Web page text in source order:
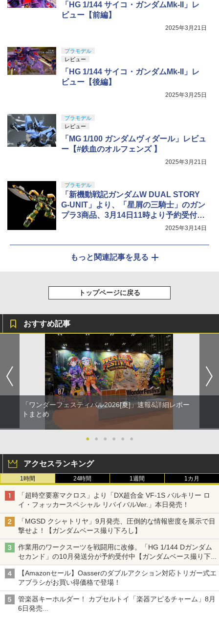
「HG 1/144 サイコ・ガンダムMk-II」レ
ビュー【前編】
2025年3月21日
プラモデル
レビュー
「HG 1/144 サイコ・ガンダムMk-II」レ
ビュー【後編】
2025年3月25日
プラモデル
レビュー
「MG 1/100 ガンダムヴィダール」レビュ
ー【#鉄血のオルフェンズ 】
2025年3月21日
プラモデル
「新機動戦記ガンダムW DUAL STORY
G-UNIT」より、「星屑の三騎士」のガン
プラ3商品、3月14日11時より予約受付開
2025年3月14日
もっと関連記事を見る
トップページに戻る
おすすめ記事
「ワンダーフェスティバル2026[夏]」速報&詳細レポー
トまとめ
● ● ● ● ● ●
アクセスランキング
1時間 24時間 1週間 1カ月
「超時空要塞マクロス」より「DX超合金 VF-1S バルキリー ロ
イ・フォッカースペシャル リバイバルVer.」本日発売！
「MGSD クシャトリヤ」9月発売、圧倒的な情報密度を展示で目
撃せよ！【ガンダムベース撮り下ろし】
作業用のワークスーツを戦闘用に改修。「HG 1/144 Dガンダム
セカンド」の10月発送分が予約受付中【ガンダムベース撮り下
ろし】
【Amazonセール】Oasserのダブルアクション対応トリガー式エ
アブラシがお買い得価格で登場！
管楽器キーホルダー！ カプセルトイ「楽器アピるチャーム」8月
6日発売